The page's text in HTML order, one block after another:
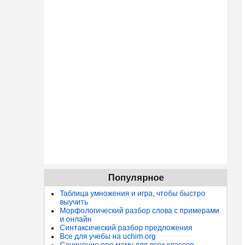
Популярное
Таблица умножения и игра, чтобы быстро
выучить
Морфологический разбор слова с примерами
и онлайн
Синтаксический разбор предложения
Все для учебы на uchim.org